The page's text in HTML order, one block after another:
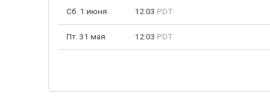
Сб. 1 июня 12:03 PDT
Пт. 31 мая 12:03 PDT